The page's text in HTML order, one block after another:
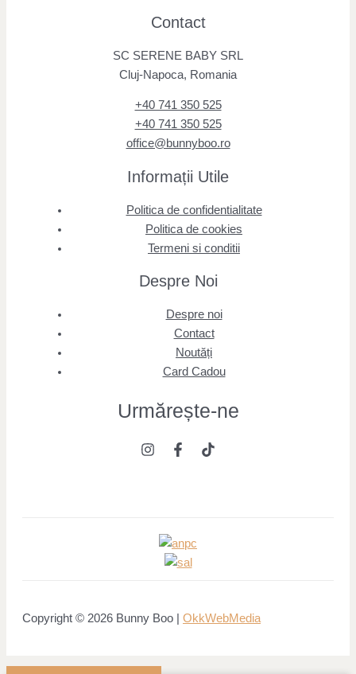
Contact
SC SERENE BABY SRL
Cluj-Napoca, Romania
+40 741 350 525
+40 741 350 525
office@bunnyboo.ro
Informații Utile
Politica de confidentialitate
Politica de cookies
Termeni si conditii
Despre Noi
Despre noi
Contact
Noutăți
Card Cadou
Urmărește-ne
Copyright © 2026 Bunny Boo | OkkWebMedia